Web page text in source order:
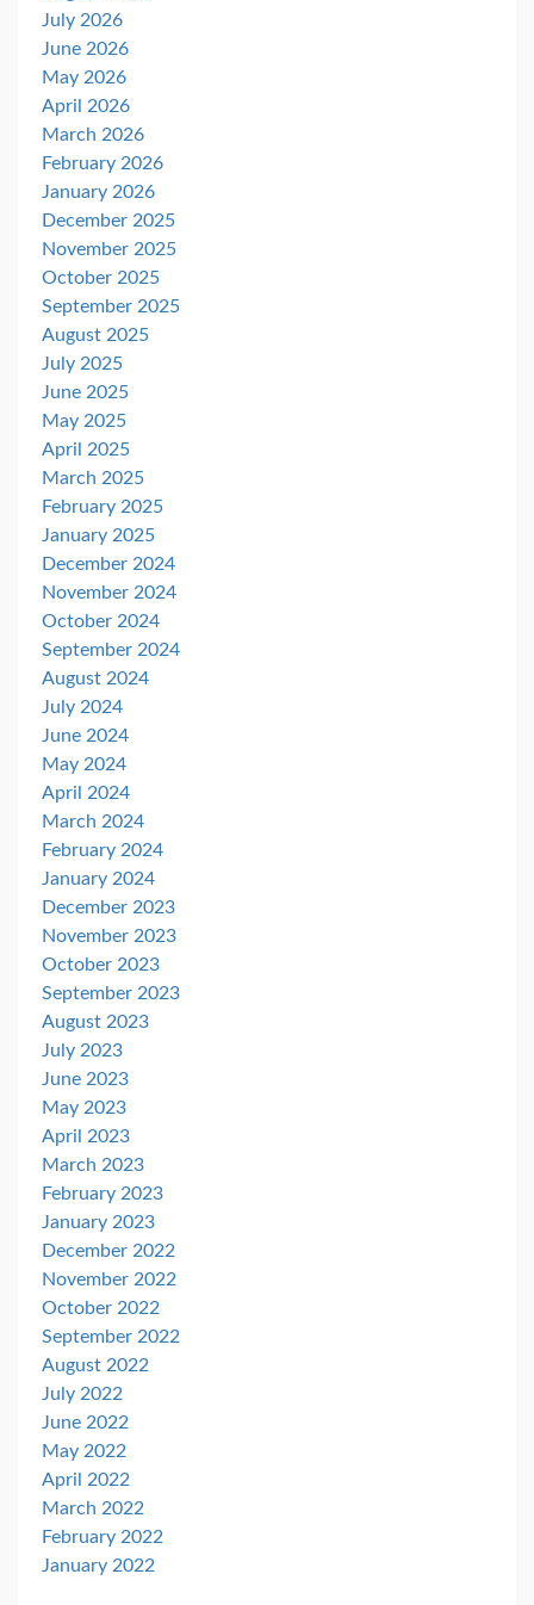
July 2026
June 2026
May 2026
April 2026
March 2026
February 2026
January 2026
December 2025
November 2025
October 2025
September 2025
August 2025
July 2025
June 2025
May 2025
April 2025
March 2025
February 2025
January 2025
December 2024
November 2024
October 2024
September 2024
August 2024
July 2024
June 2024
May 2024
April 2024
March 2024
February 2024
January 2024
December 2023
November 2023
October 2023
September 2023
August 2023
July 2023
June 2023
May 2023
April 2023
March 2023
February 2023
January 2023
December 2022
November 2022
October 2022
September 2022
August 2022
July 2022
June 2022
May 2022
April 2022
March 2022
February 2022
January 2022